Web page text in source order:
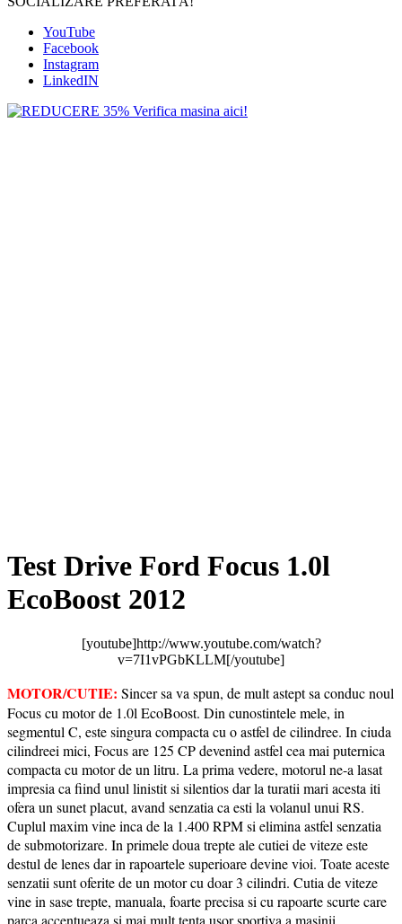
YouTube
Facebook
Instagram
LinkedIN
Test Drive Ford Focus 1.0l
EcoBoost 2012
[youtube]http://www.youtube.com/watch?
v=7I1vPGbKLLM[/youtube]
MOTOR/CUTIE: Sincer sa va spun, de mult astept sa conduc noul
Focus cu motor de 1.0l EcoBoost. Din cunostintele mele, in
segmentul C, este singura compacta cu o astfel de cilindree. In ciuda
cilindreei mici, Focus are 125 CP devenind astfel cea mai puternica
compacta cu motor de un litru. La prima vedere, motorul ne-a lasat
impresia ca fiind unul linistit si silentios dar la turatii mari acesta iti
ofera un sunet placut, avand senzatia ca esti la volanul unui RS.
Cuplul maxim vine inca de la 1.400 RPM si elimina astfel senzatia
de submotorizare. In primele doua trepte ale cutiei de viteze este
destul de lenes dar in rapoartele superioare devine vioi. Toate aceste
senzatii sunt oferite de un motor cu doar 3 cilindri. Cutia de viteze
vine in sase trepte, manuala, foarte precisa si cu rapoarte scurte care
parca accentueaza si mai mult tenta usor sportiva a masinii…